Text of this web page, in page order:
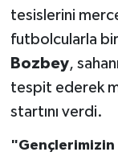
tesislerini
futbolcularla
Bozbey,
tespit ederek
startını verdi.
"Gençlerimizin